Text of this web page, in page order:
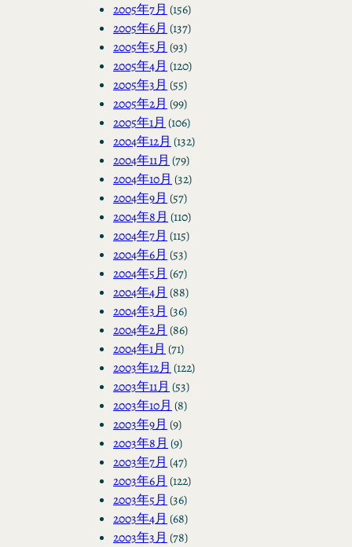
2005年7月 (156)
2005年6月 (137)
2005年5月 (93)
2005年4月 (120)
2005年3月 (55)
2005年2月 (99)
2005年1月 (106)
2004年12月 (132)
2004年11月 (79)
2004年10月 (32)
2004年9月 (57)
2004年8月 (110)
2004年7月 (115)
2004年6月 (53)
2004年5月 (67)
2004年4月 (88)
2004年3月 (36)
2004年2月 (86)
2004年1月 (71)
2003年12月 (122)
2003年11月 (53)
2003年10月 (8)
2003年9月 (9)
2003年8月 (9)
2003年7月 (47)
2003年6月 (122)
2003年5月 (36)
2003年4月 (68)
2003年3月 (78)